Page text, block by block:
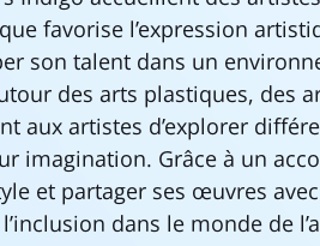
favorise l’expression
son talent dans un
des arts plastiques, des
aux artistes d’explorer
imagination. Grâce à un
et partager ses œuvres
dans le monde de